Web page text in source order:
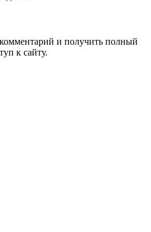
и получить полный
к сайту.